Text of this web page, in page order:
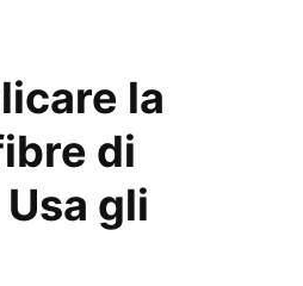
la
di
gli